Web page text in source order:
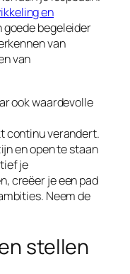
en
begeleider
van
van
ook waardevolle
continu verandert.
en open te staan
je
creëer je een pad
Neem de
stellen